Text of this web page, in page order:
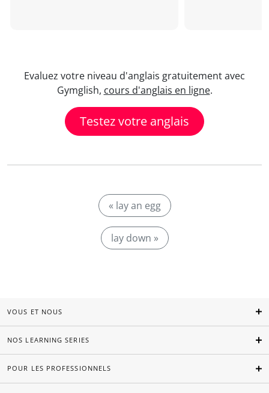
Evaluez votre niveau d'anglais gratuitement avec
Gymglish, cours d'anglais en ligne.
Testez votre anglais
« lay an egg
lay down »
VOUS ET NOUS
NOS LEARNING SERIES
POUR LES PROFESSIONNELS